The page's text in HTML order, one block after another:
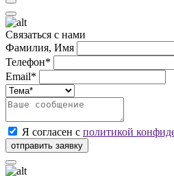
Связаться с нами
Фамилия, Имя
Телефон*
Email*
Я согласен с политикой